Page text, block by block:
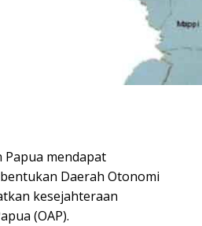
Papua mendapat
Daerah Otonomi
kesejahteraan
(OAP).